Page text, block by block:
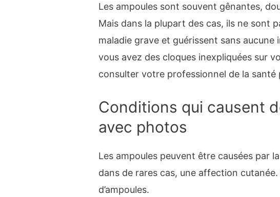
Les ampoules sont souvent gênantes,
Mais dans la plupart des cas, ils ne sont
maladie grave et guérissent sans aucune
vous avez des cloques inexpliquées sur
consulter votre professionnel de la
Conditions qui causent
avec photos
Les ampoules peuvent être causées par
dans de rares cas, une affection cutanée.
d’ampoules.